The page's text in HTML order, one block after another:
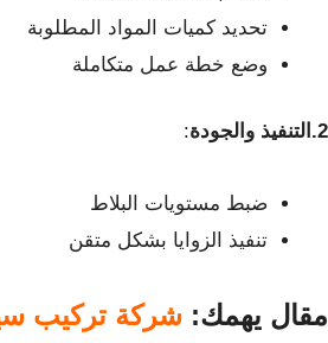
تحديد كميات المواد المطلوبة
وضع خطة عمل متكاملة
2.التنفيذ والجودة :
ضبط مستويات البلاط
تنفيذ الزوايا بشكل متقن
مقال يهمك: شركة تركيب